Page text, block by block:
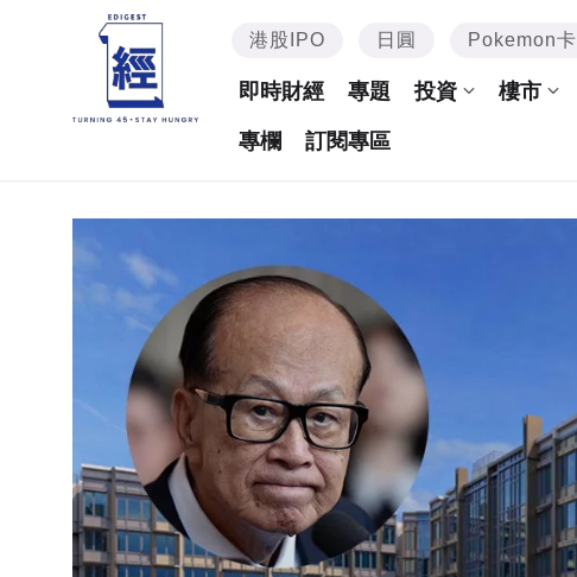
港股IPO 日圓 Pokemon卡
即時財經 專題 投資 樓市
專欄 訂閱專區